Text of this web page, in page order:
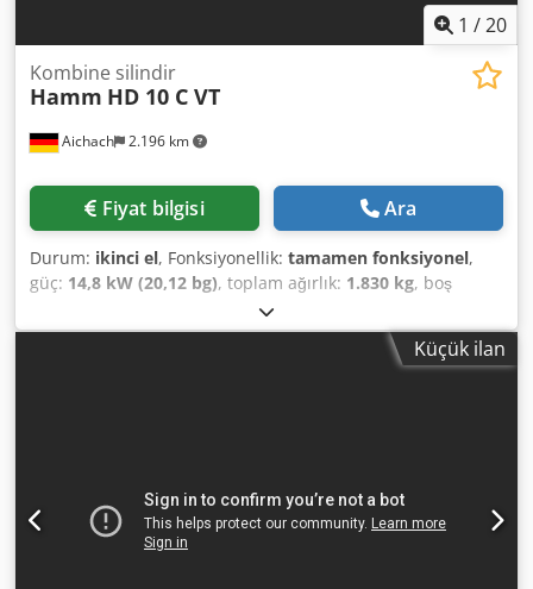
1 /20
Aichach 2.196 km
Kombine silindir
Hamm HD 10 C VT
Fiyat bilgisi Ara
Durum: ikinci el, Fonksiyonellik: tamamen fonksiyonel,
güç: 14,8 kW (20,12 bg), toplam ağırlık: 1.830 kg, boş
2013
HAMM HD 10 C VT kombi silindir Üretim yılı 2013 4800 saat
14,8 KW Kubota motor 1500-1830 kg Dkodeykurhspfx Aigor
Küçük ilan